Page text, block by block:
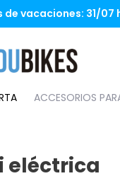
vacaciones: 31/
ACCESORIOS
eléctrica